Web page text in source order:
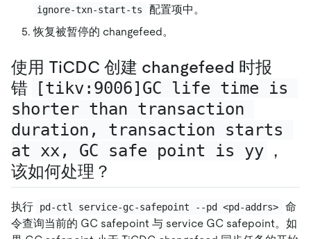
ignore-txn-start-ts
配置项中。
恢复被暂停的 changefeed。
使用 TiCDC 创建 changefeed 时报
错 [tikv:9006]GC life time is
shorter than transaction
duration, transaction starts
at xx, GC safe point is yy ，
该如何处理？
执行 pd-ctl service-gc-safepoint --pd <pd-addrs>
命
令查询当前的 GC safepoint 与 service GC safepoint。如